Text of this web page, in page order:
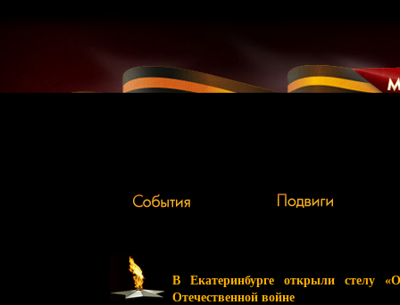
В Екатеринбурге открыли стелу
Отечественной войне